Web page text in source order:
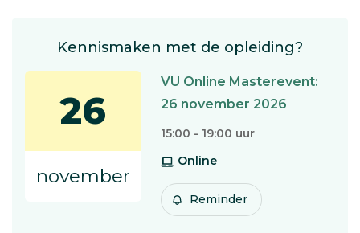
Kennismaken met de opleiding?
26
november
VU Online Masterevent:
26 november 2026
15:00 - 19:00 uur
Online
Reminder